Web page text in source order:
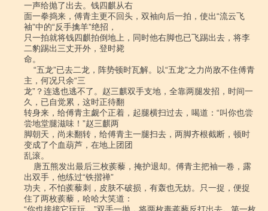
一声给抛了出去。钱四麒从右
面一拳捣来，傅青主更不回头，双袖向后一拍，使出“流云飞
袖”中的“反手擒羊”绝招，
只一拍就将钱四麒拍倒地上，同时他右脚也已飞踢出去，将李
二豹踢出三丈开外，登时毙
命。
主，何况只余“三
龙”？连逃也逃不了。赵三麒双手支地，全靠两腿发招，时间一
久，已自觉累，这时正待翻
转身来，给傅青主觑个正着，起腿横扫过去，喝道：“叫你也尝
尝地堂腿滋味！”赵三麒两
脚朝天，尚未翻转，给傅青主一腿扫去，两脚齐根截断，顿时
变成了个血葫芦，在地上团团
乱滚。
出双手，他练过“铁揩禅”
功夫，不怕蒺藜刺，皮肤不破损，有轰也无妨。只一捉，便捉
住了两枚蒺藜，哈哈大笑道：